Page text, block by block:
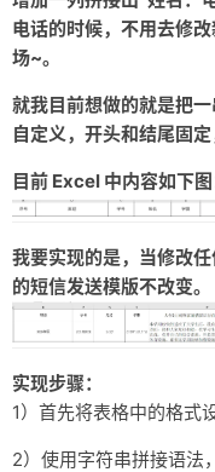
电话的时候，不用去修
场~。
就我目前想做的就是把
自定义，开头和结尾固
目前 Excel 中内容如下图
我要实现的是，当修改
的短信发送模版不改变。
实现步骤：
1）首先将表格中的格式
2）使用字符串拼接语法